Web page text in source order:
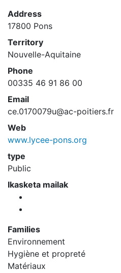
Address
17800 Pons
Territory
Nouvelle-Aquitaine
Phone
00335 46 91 86 00
Email
ce.0170079u@ac-poitiers.fr
Web
www.lycee-pons.org
type
Public
Ikasketa mailak
Families
Environnement
Hygiène et propreté
Matériaux